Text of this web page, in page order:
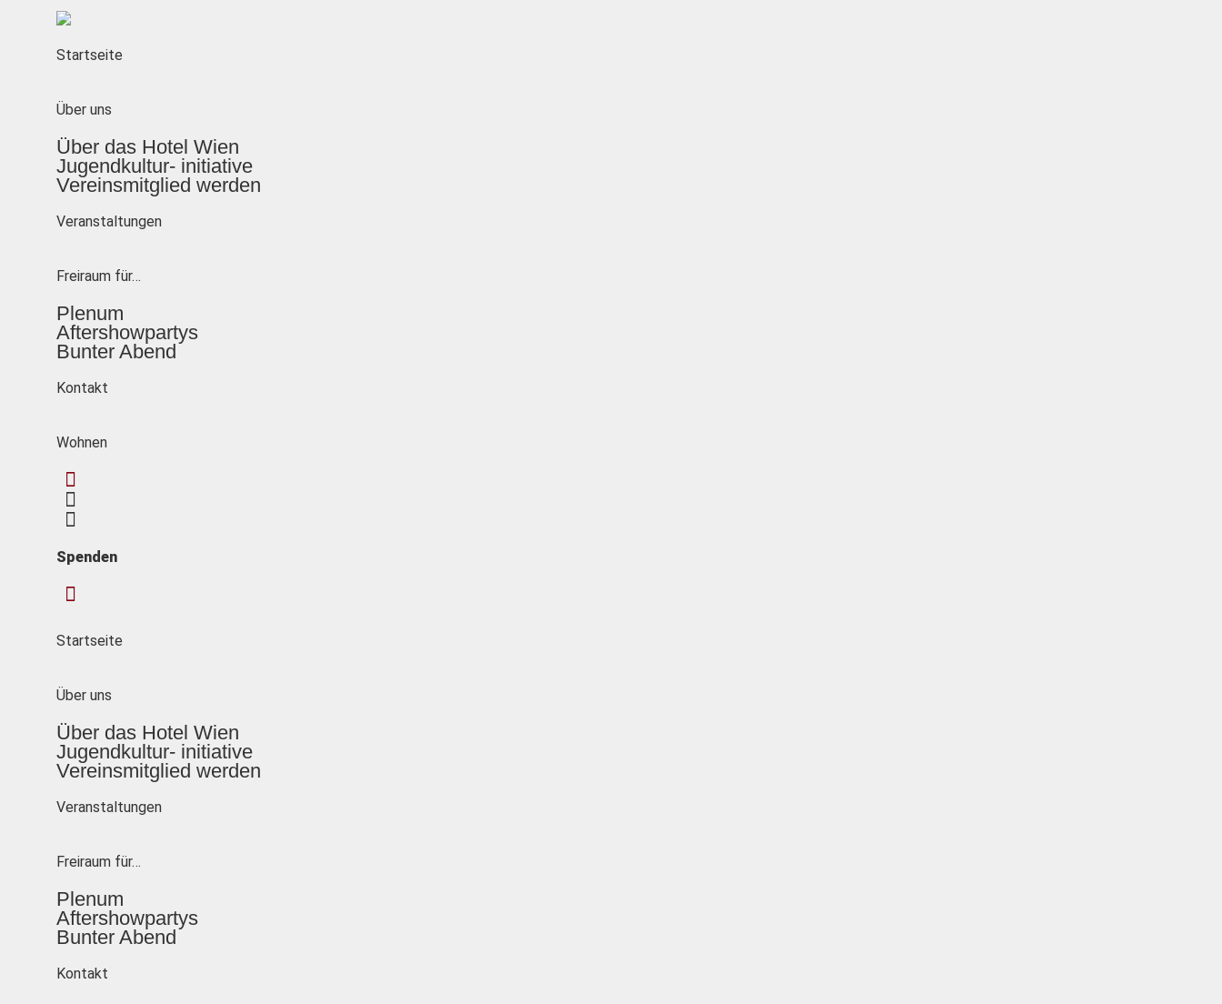
Startseite
Über uns
Über das Hotel Wien
Jugendkultur- initiative
Vereinsmitglied werden
Veranstaltungen
Freiraum für…
Plenum
Aftershowpartys
Bunter Abend
Kontakt
Wohnen
Spenden
Startseite
Über uns
Über das Hotel Wien
Jugendkultur- initiative
Vereinsmitglied werden
Veranstaltungen
Freiraum für…
Plenum
Aftershowpartys
Bunter Abend
Kontakt